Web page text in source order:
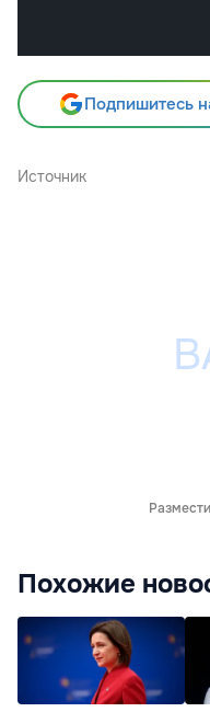
Подпишитесь
Источник
Похожие